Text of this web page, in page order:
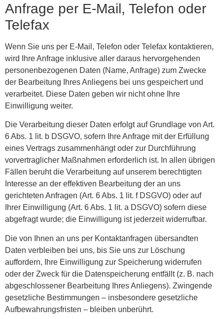
Anfrage per E-Mail, Telefon oder
Telefax
Wenn Sie uns per E-Mail, Telefon oder Telefax kontaktieren,
wird Ihre Anfrage inklusive aller daraus hervorgehenden
personenbezogenen Daten (Name, Anfrage) zum Zwecke
der Bearbeitung Ihres Anliegens bei uns gespeichert und
verarbeitet. Diese Daten geben wir nicht ohne Ihre
Einwilligung weiter.
Die Verarbeitung dieser Daten erfolgt auf Grundlage von Art.
6 Abs. 1 lit. b DSGVO, sofern Ihre Anfrage mit der Erfüllung
eines Vertrags zusammenhängt oder zur Durchführung
vorvertraglicher Maßnahmen erforderlich ist. In allen übrigen
Fällen beruht die Verarbeitung auf unserem berechtigten
Interesse an der effektiven Bearbeitung der an uns
gerichteten Anfragen (Art. 6 Abs. 1 lit. f DSGVO) oder auf
Ihrer Einwilligung (Art. 6 Abs. 1 lit. a DSGVO) sofern diese
abgefragt wurde; die Einwilligung ist jederzeit widerrufbar.
Die von Ihnen an uns per Kontaktanfragen übersandten
Daten verbleiben bei uns, bis Sie uns zur Löschung
auffordern, Ihre Einwilligung zur Speicherung widerrufen
oder der Zweck für die Datenspeicherung entfällt (z. B. nach
abgeschlossener Bearbeitung Ihres Anliegens). Zwingende
gesetzliche Bestimmungen – insbesondere gesetzliche
Aufbewahrungsfristen – bleiben unberührt.